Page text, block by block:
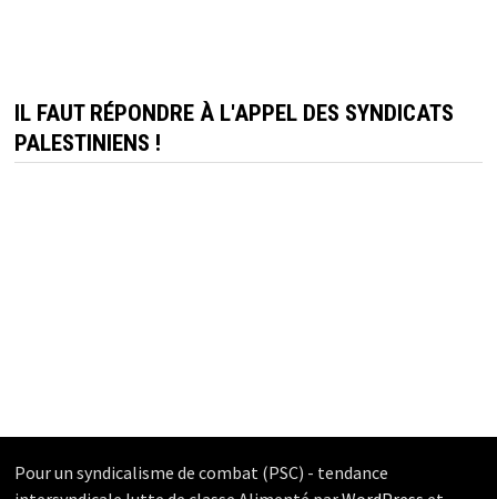
IL FAUT RÉPONDRE À L'APPEL DES SYNDICATS
PALESTINIENS !
Pour un syndicalisme de combat (PSC) - tendance